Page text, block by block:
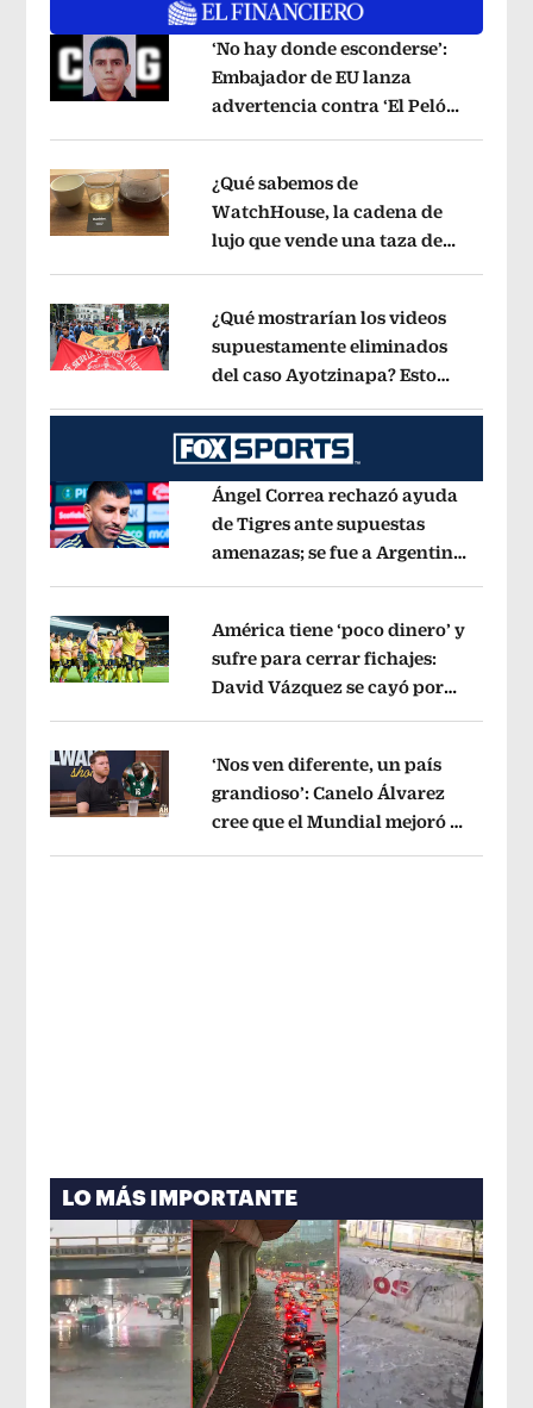
Opens in new window
‘No hay donde esconderse’:
Embajador de EU lanza
advertencia contra ‘El Pelón’,
Opens in new window
¿Qué sabemos de
WatchHouse, la cadena de
lujo que vende una taza de
Opens in new window
¿Qué mostrarían los videos
supuestamente eliminados
del caso Ayotzinapa? Esto
Opens in new window
Ángel Correa rechazó ayuda
de Tigres ante supuestas
amenazas; se fue a Argentina
Opens in new window
América tiene ‘poco dinero’ y
sufre para cerrar fichajes:
David Vázquez se cayó por
Opens in new window
‘Nos ven diferente, un país
grandioso’: Canelo Álvarez
cree que el Mundial mejoró la
LO MÁS IMPORTANTE